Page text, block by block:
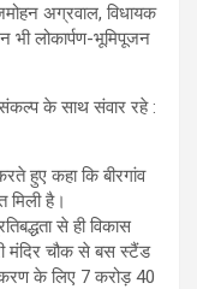
अग्रवाल, विधायक
भी लोकार्पण-भूमिपूजन
हुए कहा कि बीरगांव
मिली है।
से ही विकास
मंदिर चौक से बस स्टैंड
के लिए 7 करोड़ 40